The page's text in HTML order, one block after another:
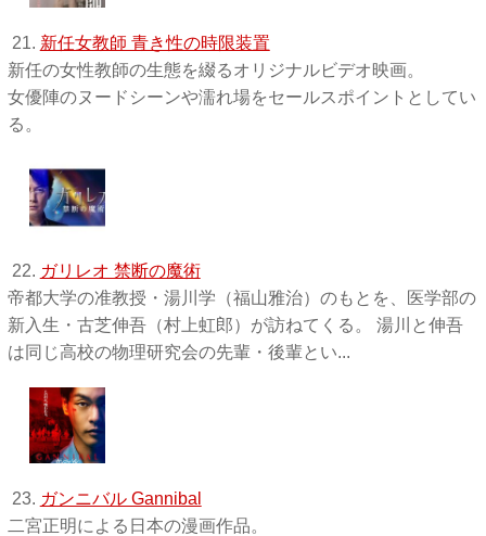
21. 新任女教師 青き性の時限装置
新任の女性教師の生態を綴るオリジナルビデオ映画。
女優陣のヌードシーンや濡れ場をセールスポイントとしてい
る。
22. ガリレオ 禁断の魔術
帝都大学の准教授・湯川学（福山雅治）のもとを、医学部の
新入生・古芝伸吾（村上虹郎）が訪ねてくる。 湯川と伸吾
は同じ高校の物理研究会の先輩・後輩とい...
23. ガンニバル Gannibal
二宮正明による日本の漫画作品。